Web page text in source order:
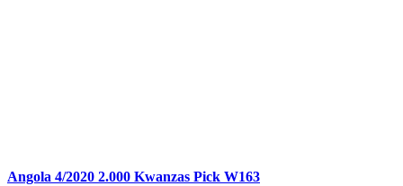
Angola 4/2020 2.000 Kwanzas Pick W163